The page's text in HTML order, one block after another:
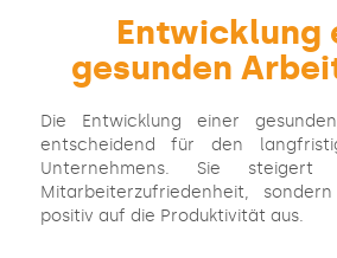
Entwicklung
gesunden
Die Entwicklung einer
entscheidend für den
Unternehmens. Sie
Mitarbeiterzufriedenheit,
positiv auf die Produktivität aus.